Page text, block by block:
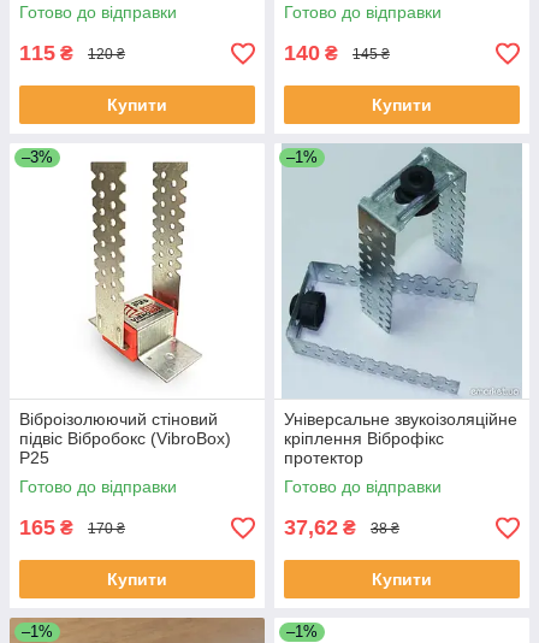
Готово до відправки
115 ₴ 120 ₴
Купити
Готово до відправки
140 ₴ 145 ₴
Купити
–3%
Віброізолюючий стіновий
підвіс Вібробокс (VibroBox)
P25
Готово до відправки
165 ₴ 170 ₴
Купити
–1%
Універсальне звукоізоляційне
кріплення Віброфікс
протектор
Готово до відправки
37,62 ₴ 38 ₴
Купити
–1% –1%